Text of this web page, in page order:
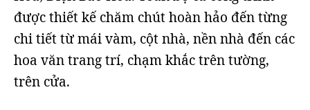
được thiết kế chăm chút hoàn hảo đến từng
chi tiết từ mái vàm, cột nhà, nền nhà đến các
hoa văn trang trí, chạm khắc trên tường,
trên cửa.